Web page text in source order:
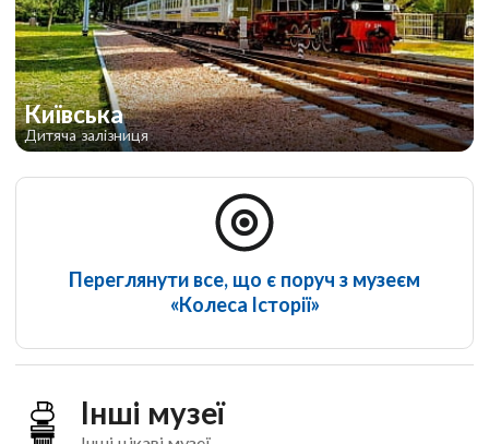
Київська
Дитяча залізниця
Переглянути все, що є поруч з музеєм
«Колеса Історії»
Інші музеї